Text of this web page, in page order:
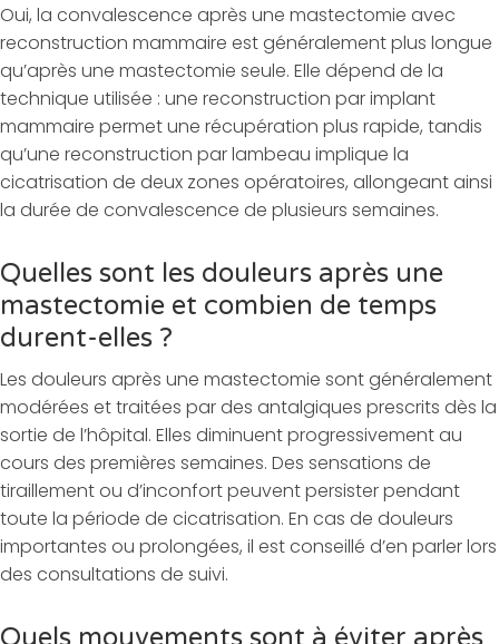
Oui, la convalescence après une mastectomie avec
reconstruction mammaire est généralement plus longue
qu’après une mastectomie seule. Elle dépend de la
technique utilisée : une reconstruction par implant
mammaire permet une récupération plus rapide, tandis
qu’une reconstruction par lambeau implique la
cicatrisation de deux zones opératoires, allongeant ainsi
la durée de convalescence de plusieurs semaines.
Quelles sont les douleurs après une
mastectomie et combien de temps
durent-elles ?
Les douleurs après une mastectomie sont généralement
modérées et traitées par des antalgiques prescrits dès la
sortie de l’hôpital. Elles diminuent progressivement au
cours des premières semaines. Des sensations de
tiraillement ou d’inconfort peuvent persister pendant
toute la période de cicatrisation. En cas de douleurs
importantes ou prolongées, il est conseillé d’en parler lors
des consultations de suivi.